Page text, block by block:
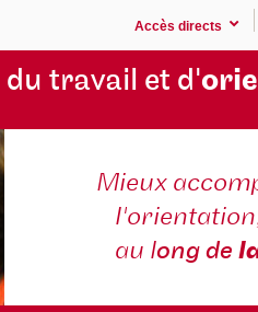
Accès directs
du travail et d'
Mieux
au long de